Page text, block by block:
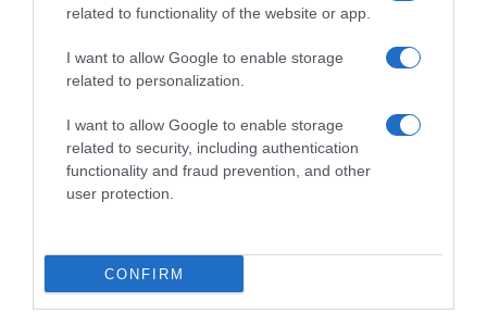
related to functionality of the website or app.
I want to allow Google to enable storage
related to personalization.
I want to allow Google to enable storage
related to security, including authentication
functionality and fraud prevention, and other
user protection.
CONFIRM
Ουκρανία: Οι οικογένειες με παιδιά
διατάχθηκαν να εκκενώσουν το